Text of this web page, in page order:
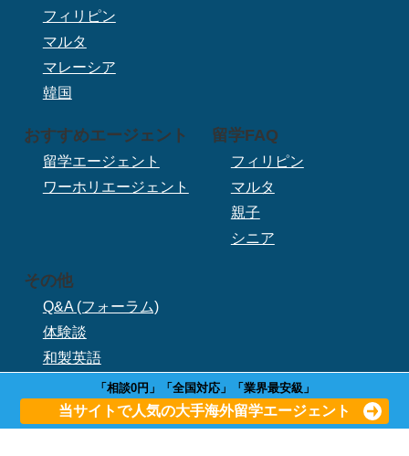
フィリピン
マルタ
マレーシア
韓国
おすすめエージェント
留学エージェント
ワーホリエージェント
留学FAQ
フィリピン
マルタ
親子
シニア
その他
Q&A (フォーラム)
体験談
和製英語
「相談0円」「全国対応」「業界最安級」
当サイトで人気の大手海外留学エージェント